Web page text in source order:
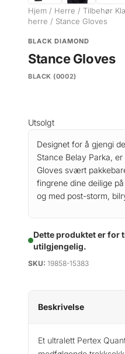
Hjem / Herre / Tilbehør
herre / Stance Gloves
BLACK DIAMOND
Stance Gloves
BLACK (0002)
Utsolgt
Designet for å gjengi
Stance Belay Parka,
Gloves svært
fingrene dine deilige
og med post-storm,
Dette produktet er for
utilgjengelig.
SKU: 19858-15383
Beskrivelse
Et ultralett Pertex